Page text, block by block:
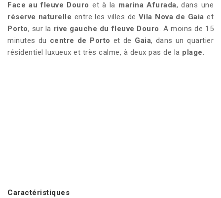
Face au fleuve Douro et à la marina Afurada, dans une
réserve naturelle entre les villes de Vila Nova de Gaia et
Porto, sur la rive gauche du fleuve Douro. A moins de 15
minutes du centre de Porto et de Gaia, dans un quartier
résidentiel luxueux et très calme, à deux pas de la plage.
Caractéristiques